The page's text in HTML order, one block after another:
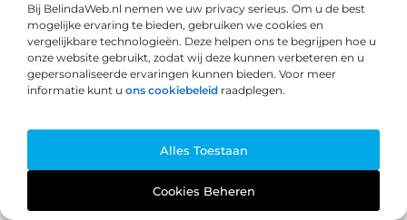
Bij BelindaWeb.nl nemen we uw privacy serieus. Om u de best
mogelijke ervaring te bieden, gebruiken we cookies en
vergelijkbare technologieën. Deze helpen ons te begrijpen hoe u
onze website gebruikt, zodat wij deze kunnen verbeteren en u
gepersonaliseerde ervaringen kunnen bieden. Voor meer
informatie kunt u ons cookiebeleid raadplegen.
Alles Toestaan
Cookies Beheren
Het riool ontstoppen in Harderwijk – Een
uitgebreide gids
Verstopte afvoeren zijn een veelvoorkomend
probleem voor huizen en bedrijven in Harderwijk. Het
kan leiden tot ongemak, geurhinder en zelfs schade
Winkelen